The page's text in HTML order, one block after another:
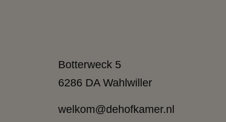
Botterweck 5
6286 DA Wahlwiller
welkom@dehofkamer.nl